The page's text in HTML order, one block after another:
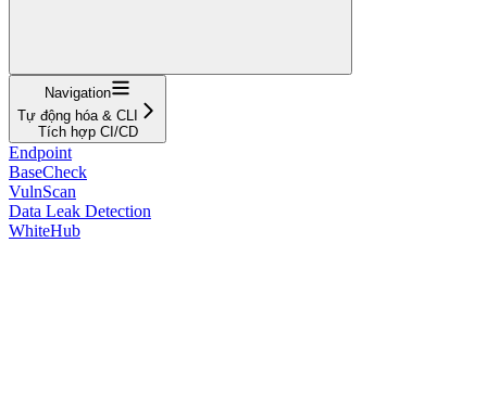
Navigation
Tự động hóa & CLI
Tích hợp CI/CD
Endpoint
BaseCheck
VulnScan
Data Leak Detection
WhiteHub